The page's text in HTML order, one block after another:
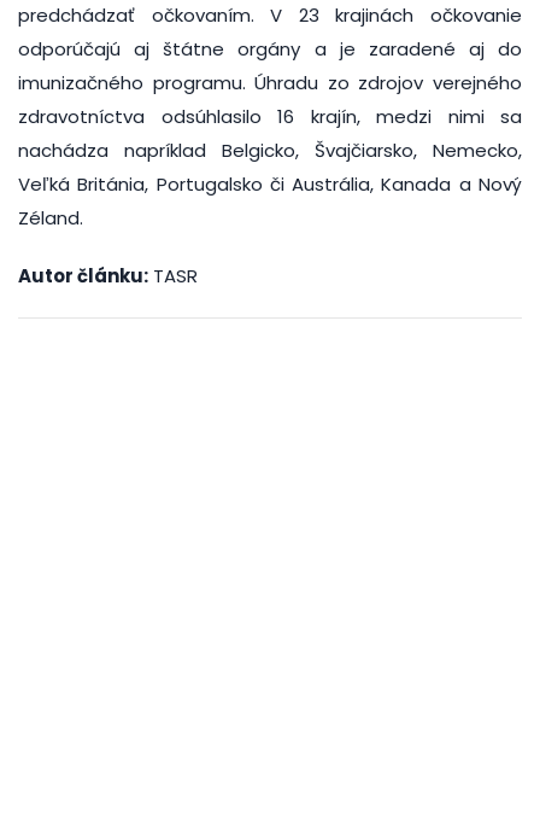
predchádzať očkovaním. V 23 krajinách očkovanie
odporúčajú aj štátne orgány a je zaradené aj do
imunizačného programu. Úhradu zo zdrojov verejného
zdravotníctva odsúhlasilo 16 krajín, medzi nimi sa
nachádza napríklad Belgicko, Švajčiarsko, Nemecko,
Veľká Británia, Portugalsko či Austrália, Kanada a Nový
Zéland.
Autor článku: TASR